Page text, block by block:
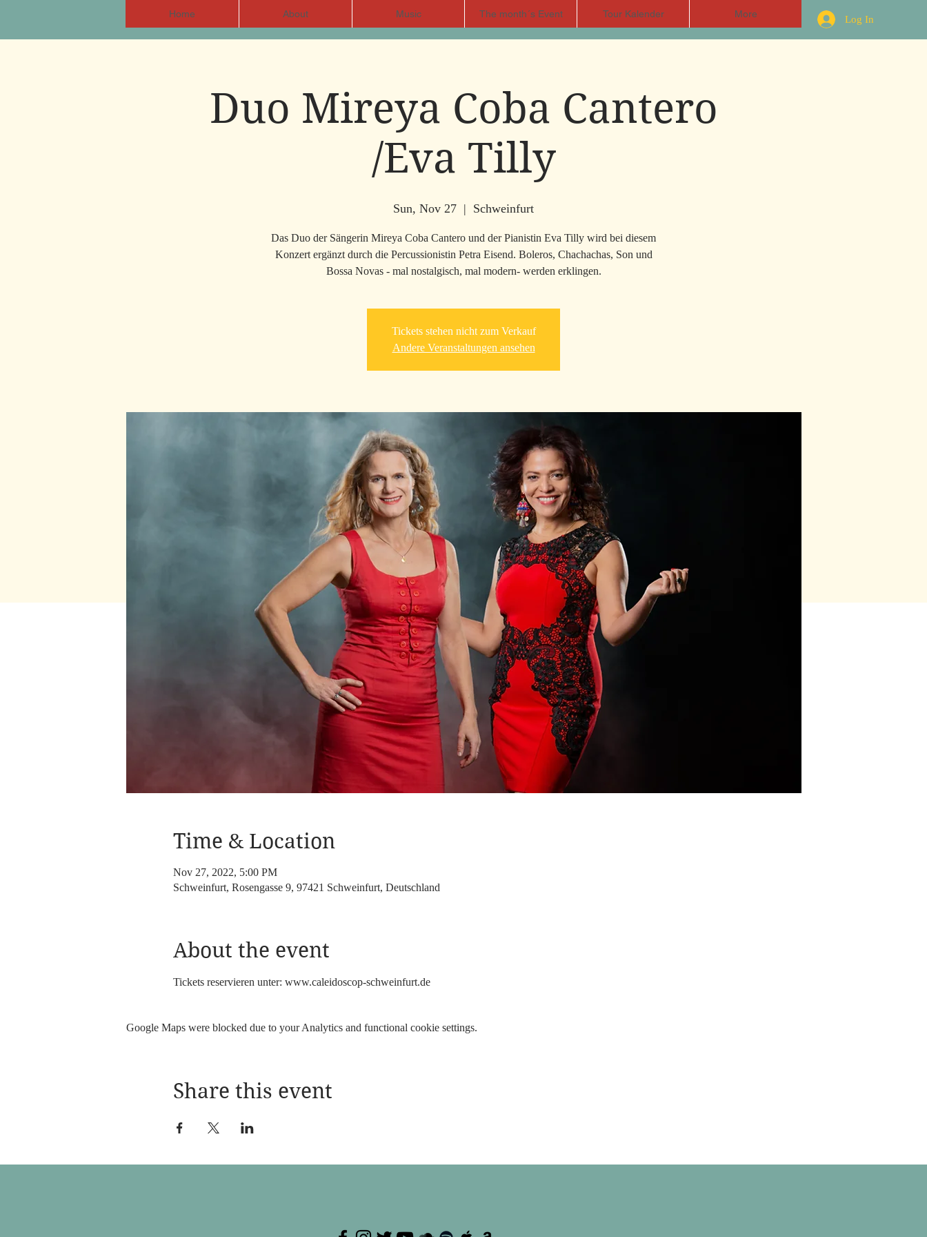
Home About Music The month´s Event Tour Kalender More Log In
Duo Mireya Coba Cantero
/Eva Tilly
Sun, Nov 27
  |
Schweinfurt
Das Duo der Sängerin Mireya Coba Cantero und der Pianistin Eva Tilly wird bei diesem
Konzert ergänzt durch die Percussionistin Petra Eisend. Boleros, Chachachas, Son und
Bossa Novas - mal nostalgisch, mal modern- werden erklingen.
Tickets stehen nicht zum Verkauf
Andere Veranstaltungen ansehen
Time & Location
Nov 27, 2022, 5:00 PM
Schweinfurt, Rosengasse 9, 97421 Schweinfurt, Deutschland
About the event
Tickets reservieren unter: www.caleidoscop-schweinfurt.de
Google Maps were blocked due to your Analytics and functional cookie settings.
Share this event